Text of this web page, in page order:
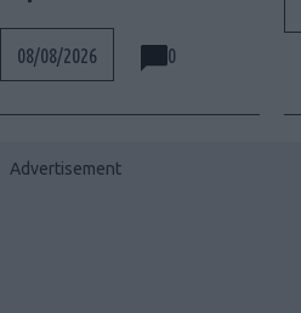
08/08/2026 0